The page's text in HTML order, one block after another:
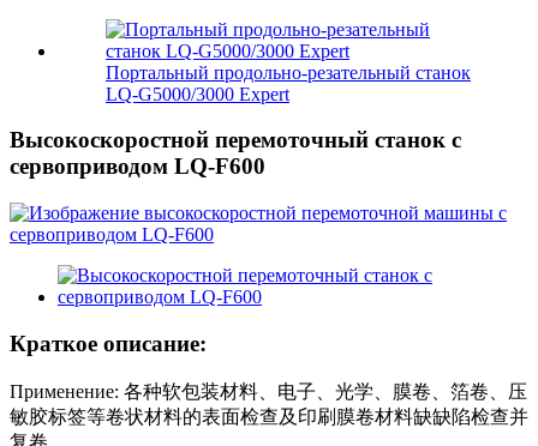
Портальный продольно-резательный станок
LQ-G5000/3000 Expert
Высокоскоростной перемоточный станок с
сервоприводом LQ-F600
Краткое описание:
Применение: 各种软包装材料、电子、光学、膜卷、箔卷、压
敏胶标签等卷状材料的表面检查及印刷膜卷材料缺缺陷检查并
复卷。